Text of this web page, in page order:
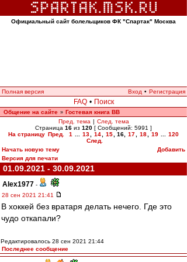
Официальный сайт болельщиков ФК "Спартак" Москва
Полная версия Вход • Регистрация
FAQ • Поиск
Общение на сайте » Гостевая книга ВВ
Пред. тема | След. тема
Страница 16 из 120 [ Сообщений: 5991 ]
На страницу Пред. 1 13 14 15 16 17 18 19
120
След.
Начать новую тему
Добавить
Версия для печати
01.09.2021 - 30.09.2021
Alex1977 -
28 сен 2021 21:41
В хоккей без вратаря делать нечего. Где это
чудо откапали?
Редактировалось 28 сен 2021 21:44
Последнее сообщение